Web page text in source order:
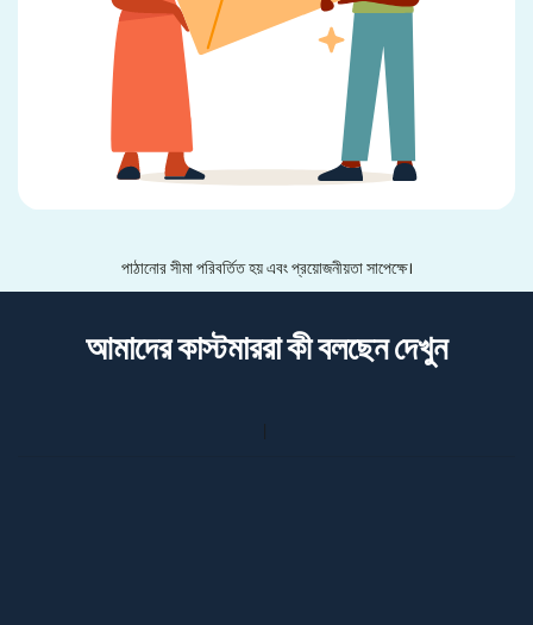
পাঠানোর সীমা পরিবর্তিত হয় এবং প্রয়োজনীয়তা সাপেক্ষে।
আমাদের কাস্টমাররা কী বলছেন দেখুন